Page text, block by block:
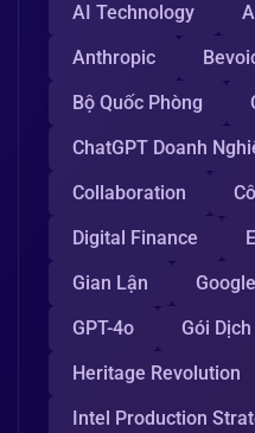
AI Technology
Anthropic
Bộ Quốc Phòng
ChatGPT Doanh
Collaboration
Digital Finance
Gian Lận
Google
GPT-4o
Gói Dịch
Heritage Revolution
Intel Production